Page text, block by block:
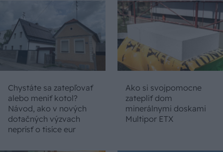
Chystáte sa zatepľovať
alebo meniť kotol?
Návod, ako v nových
dotačných výzvach
neprísť o tisíce eur
Ako si svojpomocne
zatepliť dom
minerálnymi doskami
Multipor ETX